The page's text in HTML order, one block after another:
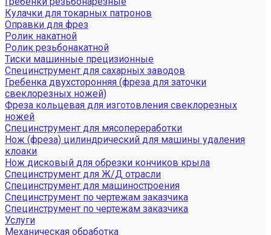
Кулачки для токарных патронов
Оправки для фрез
Ролик накатной
Ролик резьбонакатной
Тиски машинные прецизионные
Специнструмент для сахарных заводов
Гребенка двухсторонняя (фреза для заточки
свеклорезных ножей)
Фреза кольцевая для изготовления свеклорезных
ножей
Специнструмент для мясопереработки
Нож (фреза) цилиндрический для машины удаления
клоаки
Нож дисковый для обрезки кончиков крыла
Специнструмент для Ж/Д отрасли
Специнструмент для машиностроения
Специнструмент по чертежам заказчика
Специнструмент по чертежам заказчика
Услуги
Механическая обработка